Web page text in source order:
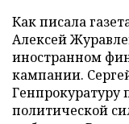
Как писала
Алексей
иностранном
кампании.
Генпрокуратуру
политической